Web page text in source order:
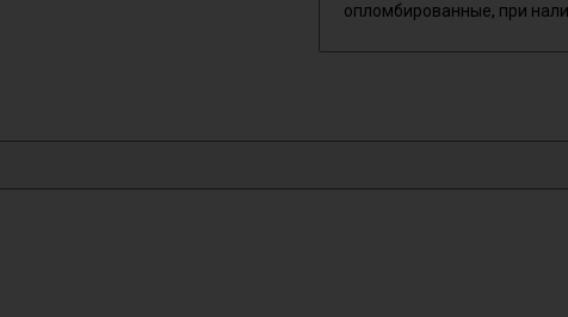
опломбированные, при